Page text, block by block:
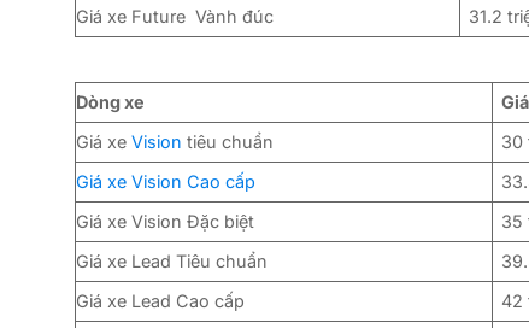
Giá xe Future Vành đúc
31.2
Dòng xe
Giá xe Vision tiêu chuẩn 30
Giá xe Vision Cao cấp
Giá xe Vision Đặc biệt
35
Giá xe Lead Tiêu chuẩn
Giá xe Lead Cao cấp
42